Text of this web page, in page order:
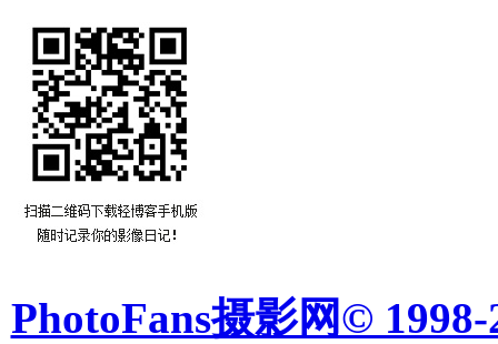
PhotoFans摄影网© 1998-